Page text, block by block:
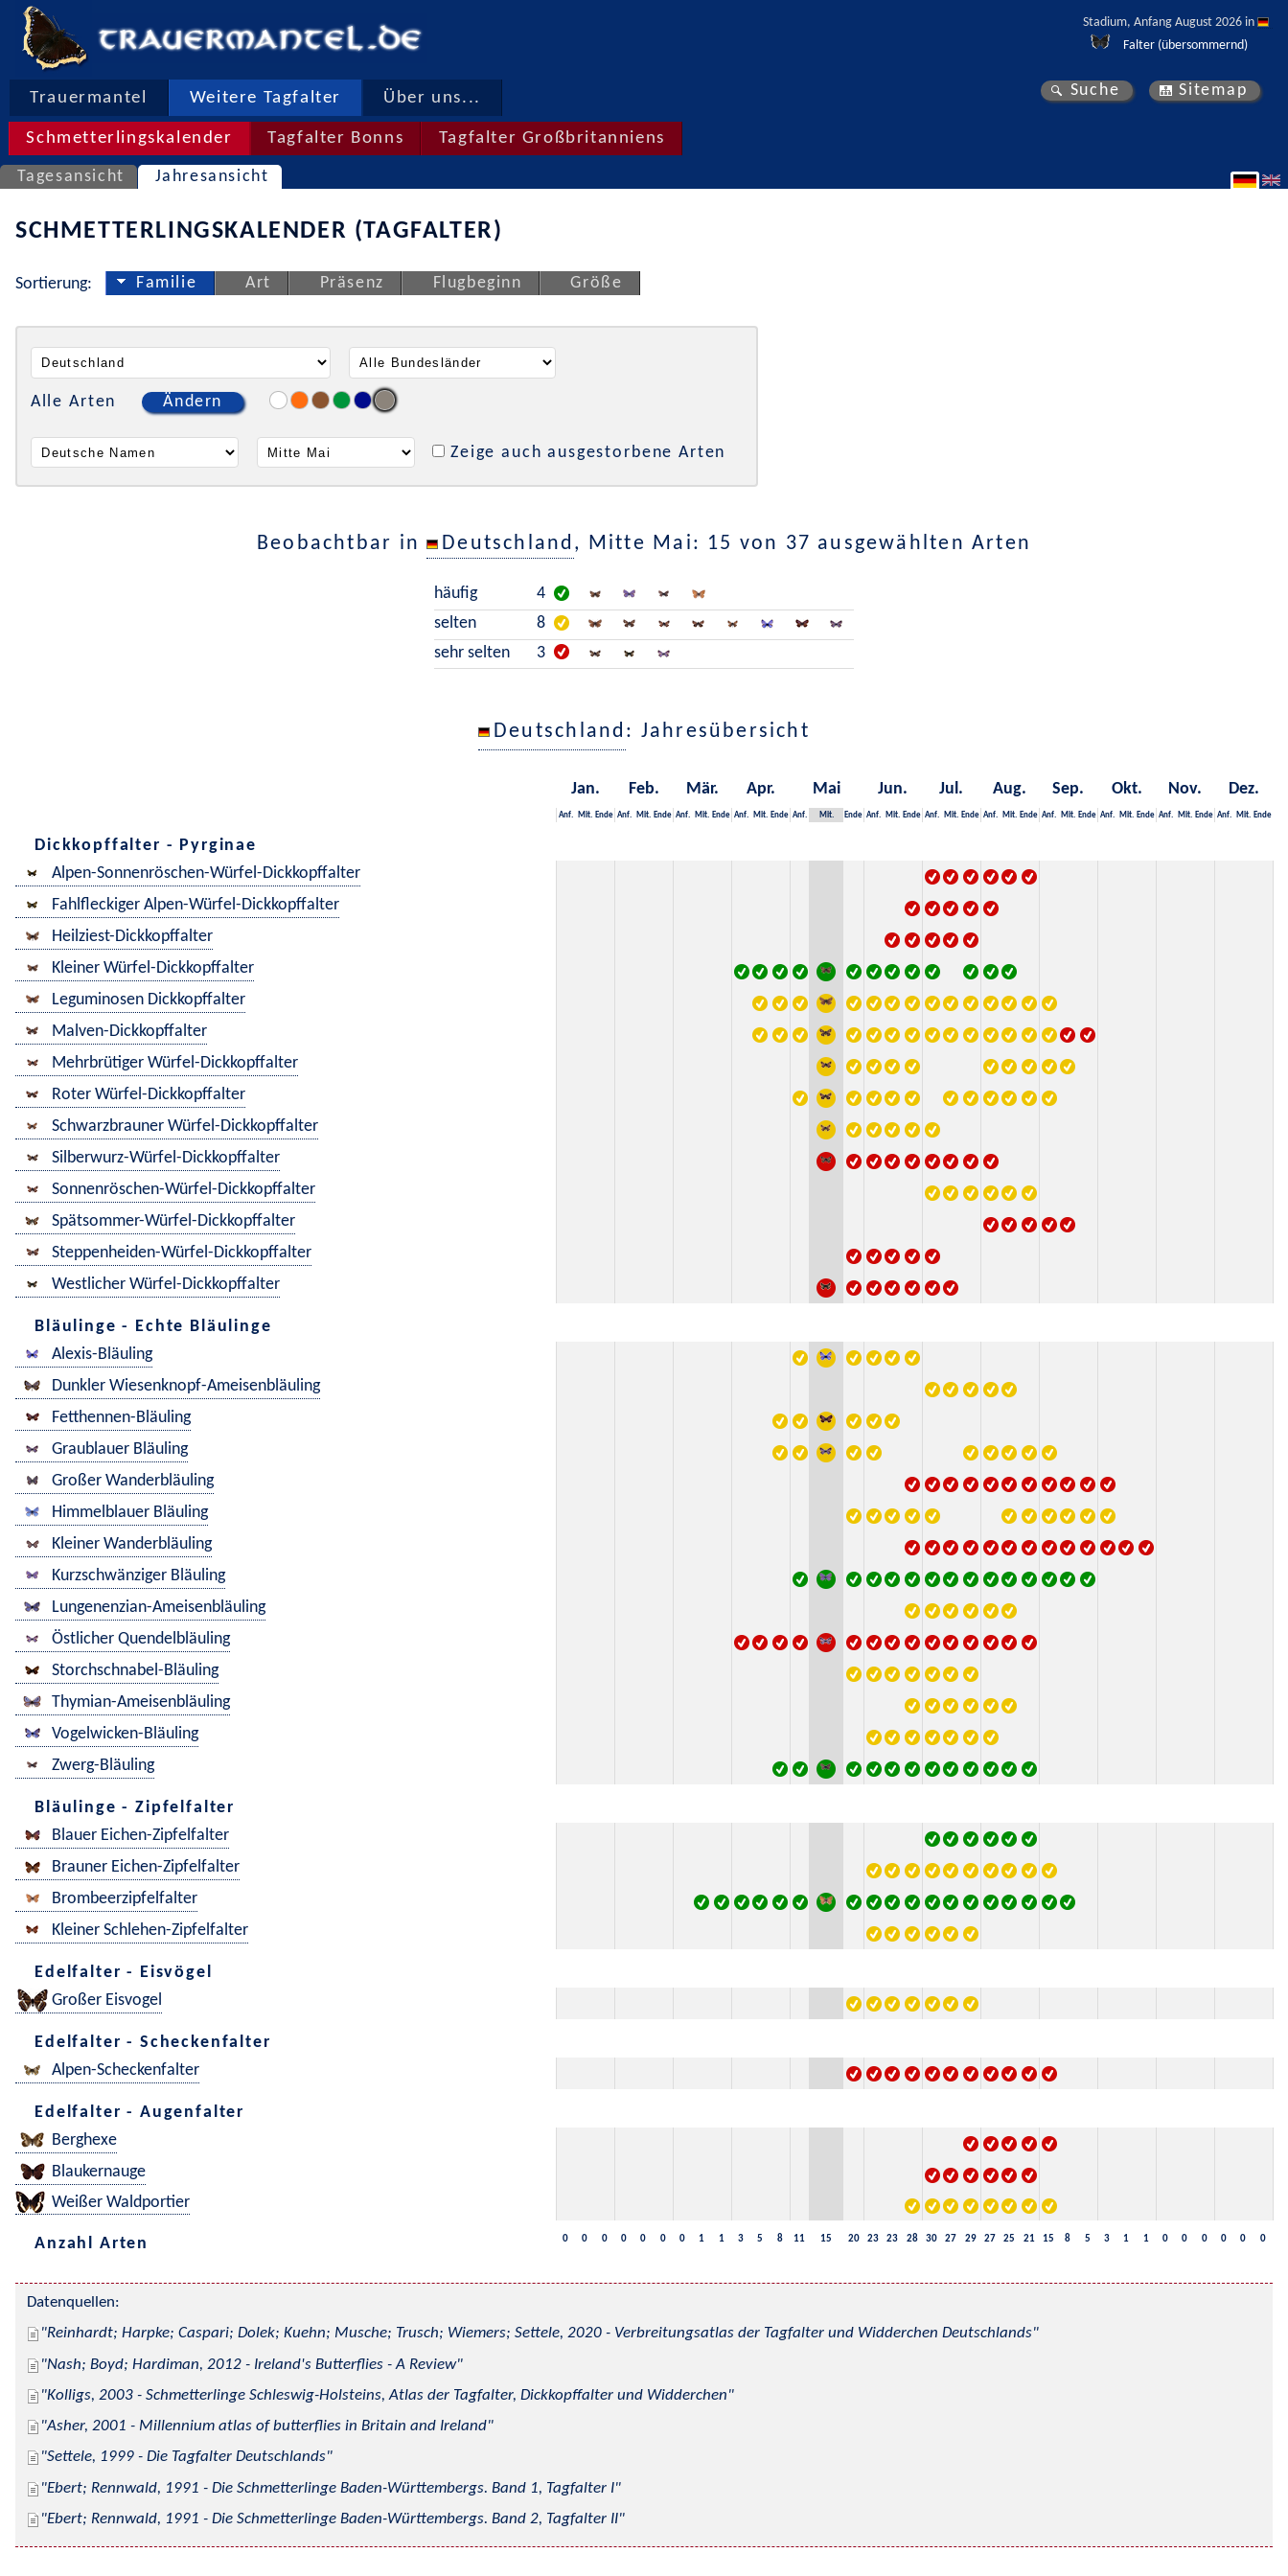
Stadium, Anfang August 2026 in
Falter (übersommernd)
Trauermantel Weitere Tagfalter Über uns...
Schmetterlingskalender Tagfalter Bonns Tagfalter Großbritanniens
Suche Sitemap
Tagesansicht Jahresansicht
SCHMETTERLINGSKALENDER (TAGFALTER)
Sortierung: Familie Art Präsenz Flugbeginn Größe
Alle Arten Ändern
Zeige auch ausgestorbene Arten
Beobachtbar in Deutschland , Mitte Mai: 15 von 37 ausgewählten Arten
häufig
4
selten
8
sehr selten
3
Deutschland : Jahresübersicht
Jan. Feb. Mär. Apr. Mai Jun. Jul. Aug. Sep. Okt. Nov. Dez.
Anf. Mit. Ende Anf. Mit. Ende Anf. Mit. Ende Anf. Mit. Ende Anf. Mit. Ende Anf. Mit. Ende Anf. Mit. Ende Anf. Mit. Ende Anf. Mit. Ende Anf. Mit. Ende Anf. Mit. Ende Anf. Mit. Ende
Dickkopffalter - Pyrginae
Alpen-Sonnenröschen-Würfel-Dickkopffalter
Fahlfleckiger Alpen-Würfel-Dickkopffalter
Heilziest-Dickkopffalter
Kleiner Würfel-Dickkopffalter
Leguminosen Dickkopffalter
Malven-Dickkopffalter
Mehrbrütiger Würfel-Dickkopffalter
Roter Würfel-Dickkopffalter
Schwarzbrauner Würfel-Dickkopffalter
Silberwurz-Würfel-Dickkopffalter
Sonnenröschen-Würfel-Dickkopffalter
Spätsommer-Würfel-Dickkopffalter
Steppenheiden-Würfel-Dickkopffalter
Westlicher Würfel-Dickkopffalter
Bläulinge - Echte Bläulinge
Alexis-Bläuling
Dunkler Wiesenknopf-Ameisenbläuling
Fetthennen-Bläuling
Graublauer Bläuling
Großer Wanderbläuling
Himmelblauer Bläuling
Kleiner Wanderbläuling
Kurzschwänziger Bläuling
Lungenenzian-Ameisenbläuling
Östlicher Quendelbläuling
Storchschnabel-Bläuling
Thymian-Ameisenbläuling
Vogelwicken-Bläuling
Zwerg-Bläuling
Bläulinge - Zipfelfalter
Blauer Eichen-Zipfelfalter
Brauner Eichen-Zipfelfalter
Brombeerzipfelfalter
Kleiner Schlehen-Zipfelfalter
Edelfalter - Eisvögel
Großer Eisvogel
Edelfalter - Scheckenfalter
Alpen-Scheckenfalter
Edelfalter - Augenfalter
Berghexe
Blaukernauge
Weißer Waldportier
Anzahl Arten 0 0 0 0 0 0 0 1 1 3 5 8 11 15 20 23 23 28 30 27 29 27 25 21 15 8 5 3 1 1 0 0 0 0 0 0
Datenquellen:
Reinhardt; Harpke; Caspari; Dolek; Kuehn; Musche; Trusch; Wiemers; Settele, 2020 - Verbreitungsatlas der Tagfalter und Widderchen Deutschlands
Nash; Boyd; Hardiman, 2012 - Ireland's Butterflies - A Review
Kolligs, 2003 - Schmetterlinge Schleswig-Holsteins, Atlas der Tagfalter, Dickkopffalter und Widderchen
Asher, 2001 - Millennium atlas of butterflies in Britain and Ireland
Settele, 1999 - Die Tagfalter Deutschlands
Ebert; Rennwald, 1991 - Die Schmetterlinge Baden-Württembergs. Band 1, Tagfalter I
Ebert; Rennwald, 1991 - Die Schmetterlinge Baden-Württembergs. Band 2, Tagfalter II